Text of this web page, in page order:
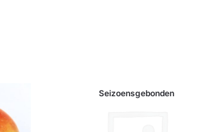
Seizoensgebonden